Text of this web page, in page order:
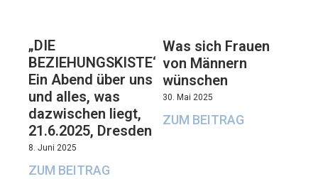
„DIE
BEZIEHUNGSKISTE“:
Ein Abend über uns
und alles, was
dazwischen liegt,
21.6.2025, Dresden
8. Juni 2025
ZUM BEITRAG
Was sich Frauen
von Männern
wünschen
30. Mai 2025
ZUM BEITRAG